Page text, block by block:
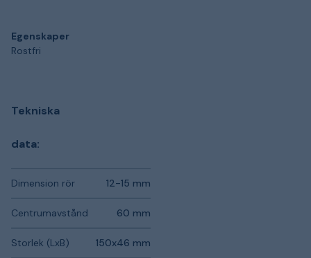
Egenskaper
Rostfri
Tekniska
data:
Dimension rör 12-15 mm
Centrumavstånd 60 mm
Storlek (LxB) 150x46 mm